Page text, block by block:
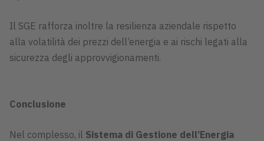
Il SGE rafforza inoltre la resilienza aziendale rispetto
alla volatilità dei prezzi dell’energia e ai rischi legati alla
sicurezza degli approvvigionamenti.
Conclusione
Nel complesso, il Sistema di Gestione dell’Energia